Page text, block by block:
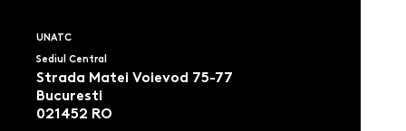
UNATC
Sediul Central
Strada Matei Voievod 75-77
Bucuresti
021452 RO